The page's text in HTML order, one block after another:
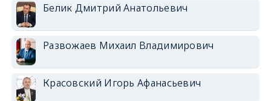
Белик Дмитрий Анатольевич
Развожаев Михаил Владимирович
Красовский Игорь Афанасьевич